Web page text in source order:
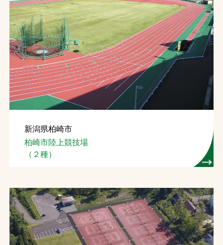
文字の見えづらさや操作にお困りの方へ
新潟県柏崎市
柏崎市陸上競技場
（２種）